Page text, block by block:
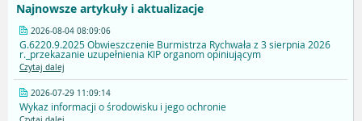
Najnowsze artykuły i aktualizacje
2026-08-04 08:09:06
G.6220.9.2025 Obwieszczenie Burmistrza Rychwała z 3 sierpnia 2026
r._przekazanie uzupełnienia KIP organom opiniującym
Czytaj dalej
2026-07-29 11:09:14
Wykaz informacji o środowisku i jego ochronie